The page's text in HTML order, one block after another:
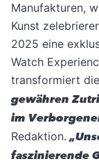
Manufakturen,
Kunst
2025 eine
Watch
transformiert
gewähren
im
Redaktion.
faszinierende